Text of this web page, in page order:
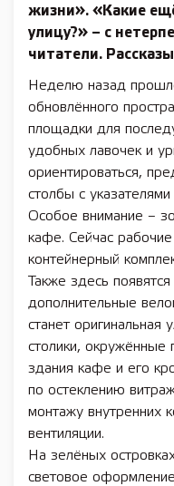
жизни». «Какие
улицу?» – с
читатели.
Неделю назад
обновлённого
площадки для
удобных лавочек и
ориентироваться,
столбы с
Особое внимание –
кафе. Сейчас
контейнерный
Также здесь
дополнительные
станет оригинальная
столики, окружённые
здания кафе и его
по остеклению
монтажу внутренних
вентиляции.
На зелёных
световое